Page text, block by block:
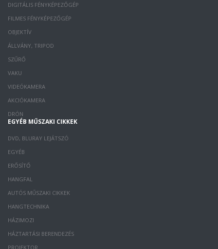
DIGITÁLIS FÉNYKÉPEZŐGÉP
FILMES FÉNYKÉPEZŐGÉP
OBJEKTÍV
ÁLLVÁNY, TRIPOD
SZŰRŐ
VAKU
VIDEÓKAMERA
AKCIÓKAMERA
DRÓN
EGYÉB MŰSZAKI CIKKEK
DVD, BLURAY LEJÁTSZÓ
EGYÉB
ERŐSÍTŐ
HANGFAL
AUTÓS MŰSZAKI CIKKEK
HANGTECHNIKA
HÁZIMOZI
HÁZTARTÁSI BERENDEZÉS
PROJEKTOR